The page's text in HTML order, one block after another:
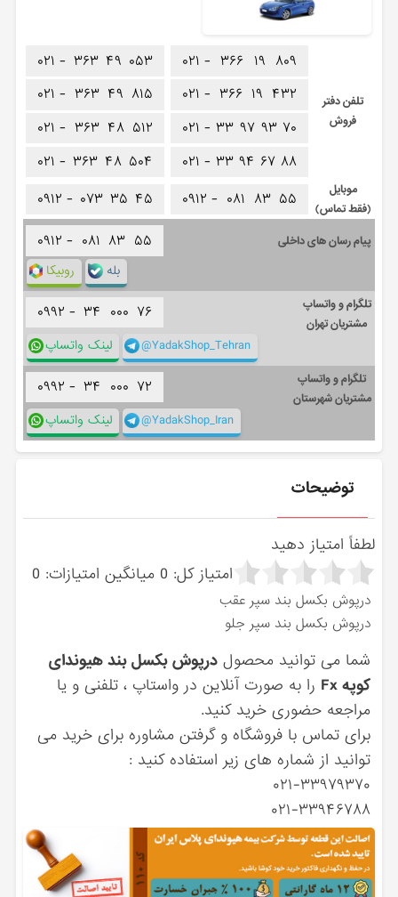
تلفن دفتر
فروش
۰۲۱ - ۳۶۶ ۱۹ ۸۰۹
۰۲۱ - ۳۶۶ ۱۹ ۴۳۲
۰۲۱ - ۳۳ ۹۷ ۹۳ ۷۰
۰۲۱ - ۳۳ ۹۴ ۶۷ ۸۸
۰۲۱ - ۳۶۳ ۴۹ ۰۵۳
۰۲۱ - ۳۶۳ ۴۹ ۸۱۵
۰۲۱ - ۳۶۳ ۴۸ ۵۱۲
۰۲۱ - ۳۶۳ ۴۸ ۵۰۴
موبایل
(فقط تماس)
۰۹۱۲ - ۰۸۱ ۸۳ ۵۵ ۰۹۱۲ - ۰۷۳ ۳۵ ۴۵
پیام رسان های داخلی ۰۹۱۲ - ۰۸۱ ۸۳ ۵۵
روبیکا بله
تلگرام و واتساپ
مشتریان تهران
۰۹۹۲ - ۳۴ ۰۰۰ ۷۶
لینک واتساپ @YadakShop_Tehran
تلگرام و واتساپ
مشتریان شهرستان
۰۹۹۲ - ۳۴ ۰۰۰ ۷۲
لینک واتساپ @YadakShop_Iran
توضیحات
لطفاً امتیاز دهید
امتیاز کل: 0 میانگین امتیازات: 0
درپوش بکسل بند سپر عقب
درپوش بکسل بند سپر جلو
شما می توانید محصولدرپوش بکسل بند هیوندای
کوپه Fx
را به صورت آنلاین در واستاپ ، تلفنی و یا
مراجعه حضوری خرید کنید.
برای تماس با فروشگاه و گرفتن مشاوره برای خرید می
توانید از شماره های زیر استفاده کنید :
۰۲۱-۳۳۹۷۹۳۷۰
۰۲۱-۳۳۹۴۶۷۸۸